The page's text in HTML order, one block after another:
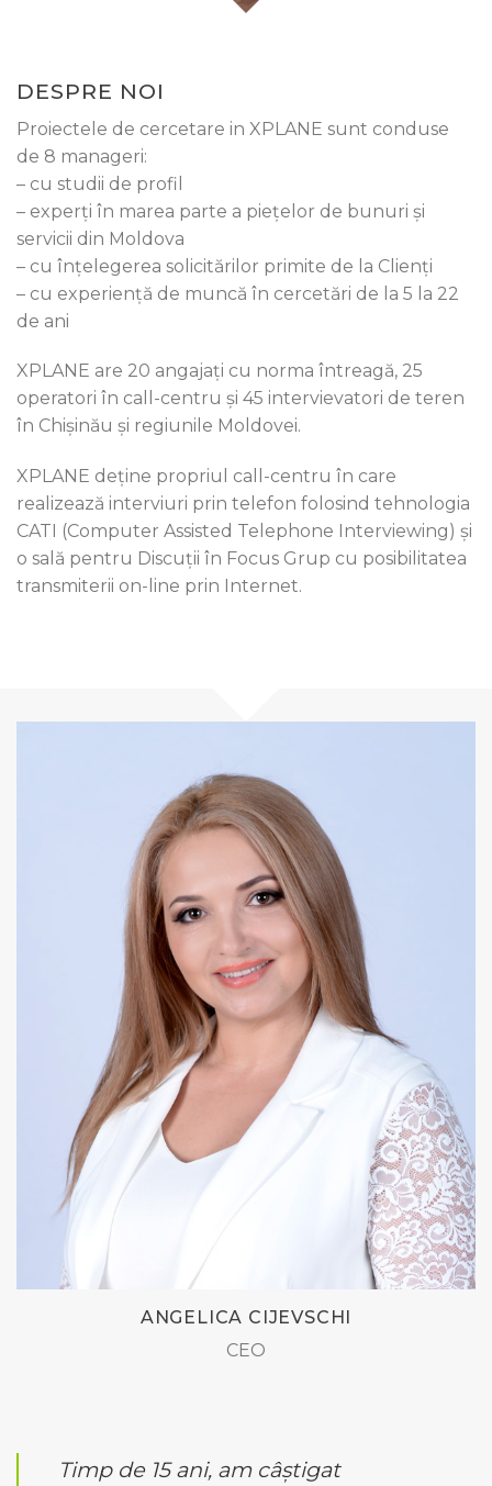
DESPRE NOI
Proiectele de cercetare in XPLANE sunt conduse
de 8 manageri:
– cu studii de profil
– experți în marea parte a piețelor de bunuri și
servicii din Moldova
– cu înțelegerea solicitărilor primite de la Clienți
– cu experiență de muncă în cercetări de la 5 la 22
de ani
XPLANE are 20 angajați cu norma întreagă, 25
operatori în call-centru și 45 intervievatori de teren
în Chișinău și regiunile Moldovei.
XPLANE deține propriul call-centru în care
realizează interviuri prin telefon folosind tehnologia
CATI (Computer Assisted Telephone Interviewing) și
o sală pentru Discuții în Focus Grup cu posibilitatea
transmiterii on-line prin Internet.
ANGELICA CIJEVSCHI
CEO
Timp de 15 ani, am câștigat